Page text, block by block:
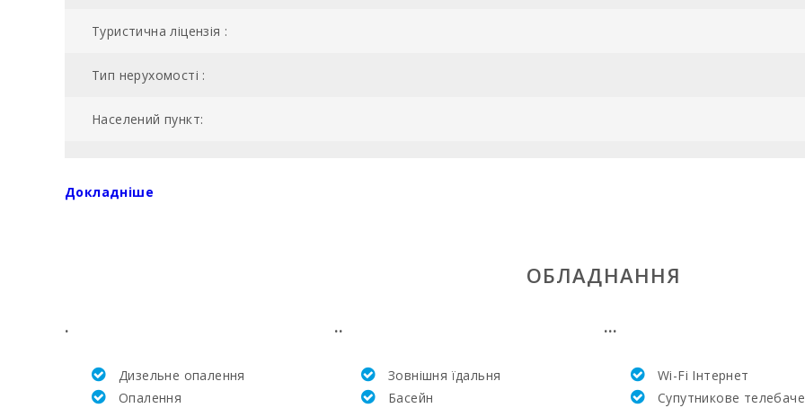
Туристична ліцензія :
Тип нерухомості :
Населений пункт:
Академія та тенісна школа Рафаэля Надаля (км):
Докладніше
ОБЛАДНАННЯ
.
Дизельне опалення
Опалення
..
Зовнішня їдальня
Басейн
...
Wi-Fi Інтернет
Супутникове